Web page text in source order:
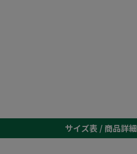
サイズ表 / 商品詳細